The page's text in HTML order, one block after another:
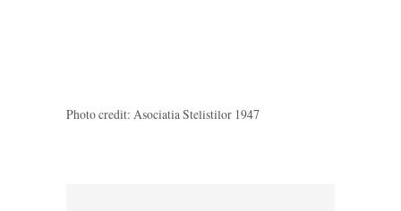
Photo credit: Asociatia Stelistilor 1947